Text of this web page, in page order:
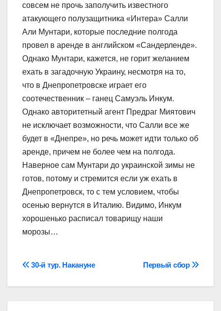
совсем не прочь заполучить известного
атакующего полузащитника «Интера» Салли
Али Мунтари, которые последние полгода
провел в аренде в английском «Сандерленде».
Однако Мунтари, кажется, не горит желанием
ехать в загадочную Украину, несмотря на то,
что в Днепропетровске играет его
соотечественник – ганец Самуэль Инкум.
Однако авторитетный агент Предраг Миятович
не исключает возможности, что Салли все же
будет в «Днепре», но речь может идти только об
аренде, причем не более чем на полгода.
Наверное сам Мунтари до украинской зимы не
готов, потому и стремится если уж ехать в
Днепропетровск, то с тем условием, чтобы
осенью вернутся в Италию. Видимо, Инкум
хорошенько расписал товарищу наши
морозы…
Навігація
записів
Первый сбор
30-й тур. Накануне